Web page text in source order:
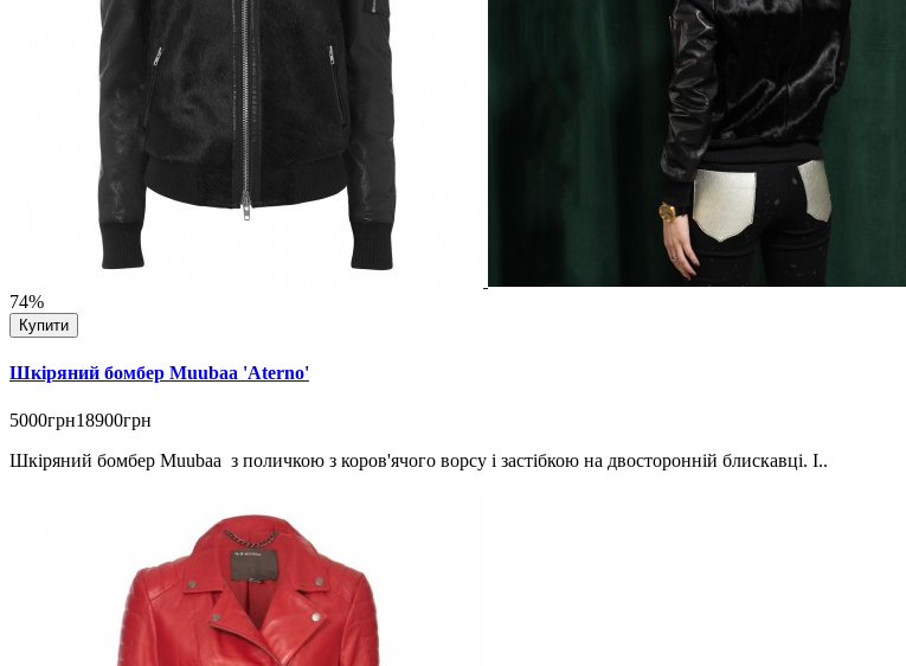
74%
Купити
Шкіряний бомбер Muubaa 'Aterno'
5000грн18900грн
Шкіряний бомбер Muubaa з поличкою з коров'ячого ворсу і застібкою на двосторонній блискавці. І..